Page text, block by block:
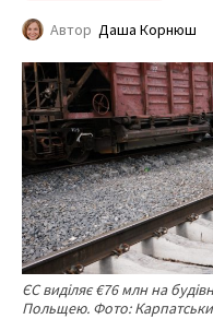
Автор Даша Корнюш
ЄС виділяє €76 млн на
Польщею. Фото: